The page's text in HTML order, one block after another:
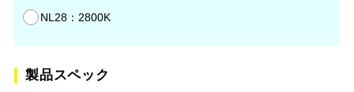
NL28：2800K
製品スペック